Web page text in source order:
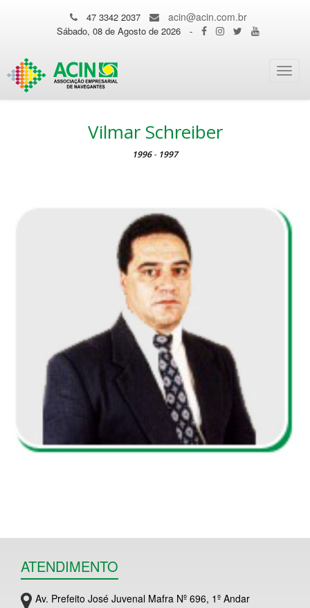
47 3342 2037 acin@acin.com.br
Sábado, 08 de Agosto de 2026 -
Vilmar Schreiber
1996- 1997
ATENDIMENTO
Av. Prefeito José Juvenal Mafra Nº 696, 1º Andar